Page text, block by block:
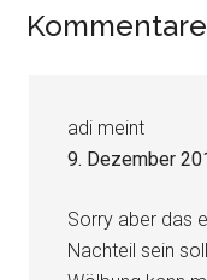
Leser-
Kommentare
adi meint
9. Dezember
Sorry aber das
Nachteil sein